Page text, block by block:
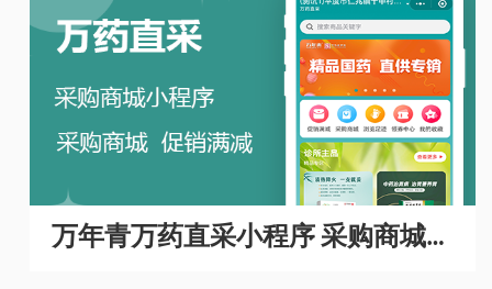
万年青万药直采小程序 采购商城A